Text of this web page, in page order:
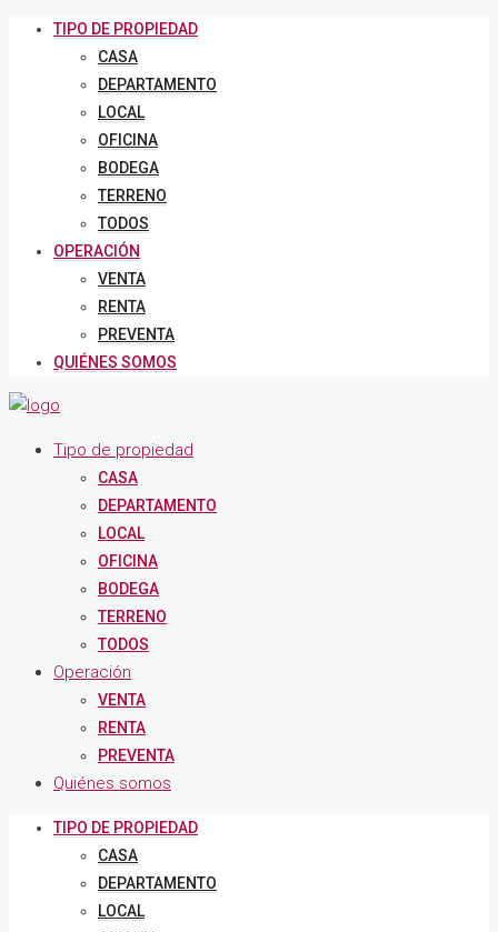
TIPO DE PROPIEDAD
CASA
DEPARTAMENTO
LOCAL
OFICINA
BODEGA
TERRENO
TODOS
OPERACIÓN
VENTA
RENTA
PREVENTA
QUIÉNES SOMOS
Tipo de propiedad
CASA
DEPARTAMENTO
LOCAL
OFICINA
BODEGA
TERRENO
TODOS
Operación
VENTA
RENTA
PREVENTA
Quiénes somos
TIPO DE PROPIEDAD
CASA
DEPARTAMENTO
LOCAL